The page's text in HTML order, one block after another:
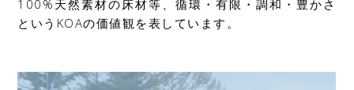
100%天然素材の床材等、循環・有限・調和・豊かさ
というKOAの価値観を表しています。